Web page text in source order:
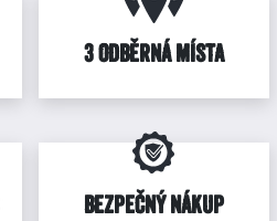
3 ODBĚRNÁ MÍSTA
BEZPEČNÝ NÁKUP